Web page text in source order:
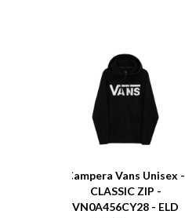
Campera Vans Unisex -
CLASSIC ZIP -
VN0A456CY28 - ELD